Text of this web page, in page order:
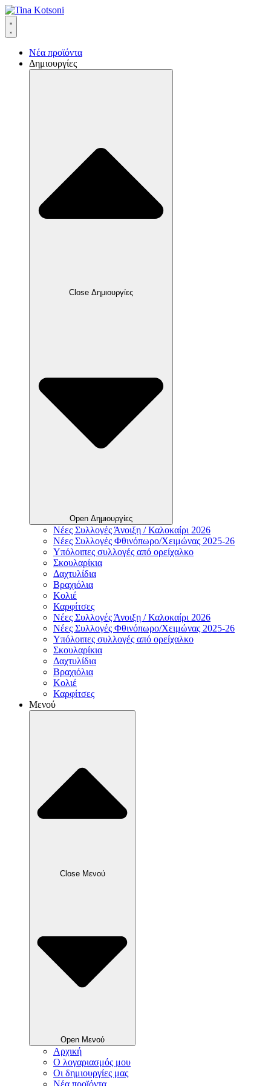
Νέα προϊόντα
Δημιουργίες
Close Δημιουργίες
Open Δημιουργίες
Νέες Συλλογές Άνοιξη / Καλοκαίρι 2026
Νέες Συλλογές Φθινόπωρο/Χειμώνας 2025-26
Υπόλοιπες συλλογές από ορείχαλκο
Σκουλαρίκια
Δαχτυλίδια
Βραχιόλια
Κολιέ
Καρφίτσες
Νέες Συλλογές Άνοιξη / Καλοκαίρι 2026
Νέες Συλλογές Φθινόπωρο/Χειμώνας 2025-26
Υπόλοιπες συλλογές από ορείχαλκο
Σκουλαρίκια
Δαχτυλίδια
Βραχιόλια
Κολιέ
Καρφίτσες
Μενού
Close Μενού
Open Μενού
Αρχική
Ο λογαριασμός μου
Οι δημιουργίες μας